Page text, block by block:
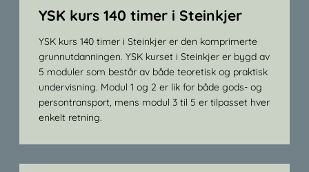
YSK kurs 140 timer i Steinkjer
YSK kurs 140 timer i Steinkjer er den komprimerte
grunnutdanningen. YSK kurset i Steinkjer er bygd av
5 moduler som består av både teoretisk og praktisk
undervisning. Modul 1 og 2 er lik for både gods- og
persontransport, mens modul 3 til 5 er tilpasset hver
enkelt retning.